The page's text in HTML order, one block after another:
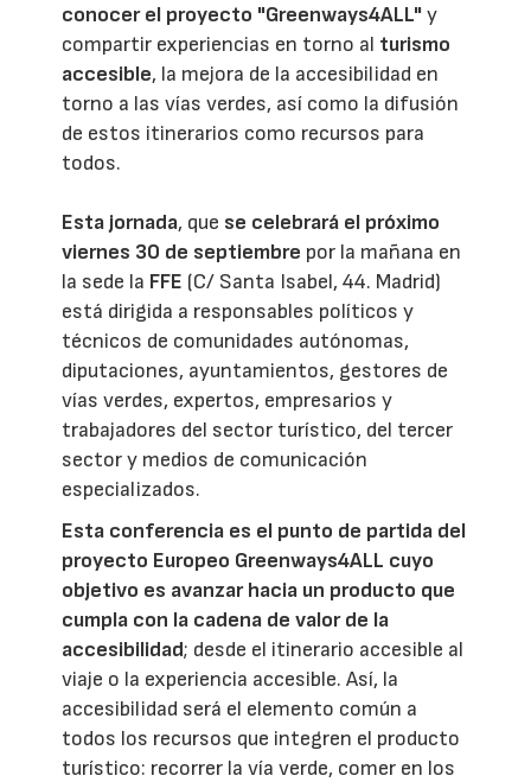
conocer el proyecto "Greenways4ALL"y
compartir experiencias en torno al turismo
accesible, la mejora de la accesibilidad en
torno a las vías verdes, así como la difusión
de estos itinerarios como recursos para
todos.
Esta jornada, que se celebrará el próximo
viernes 30 de septiembre por la mañana en
la sede la FFE (C/ Santa Isabel, 44. Madrid)
está dirigida a responsables políticos y
técnicos de comunidades autónomas,
diputaciones, ayuntamientos, gestores de
vías verdes, expertos, empresarios y
trabajadores del sector turístico, del tercer
sector y medios de comunicación
especializados.
Esta conferencia es el punto de partida del
proyecto Europeo Greenways4ALL cuyo
objetivo es avanzar hacia un producto que
cumpla con la cadena de valor de la
accesibilidad; desde el itinerario accesible al
viaje o la experiencia accesible. Así, la
accesibilidad será el elemento común a
todos los recursos que integren el producto
turístico: recorrer la vía verde, comer en los